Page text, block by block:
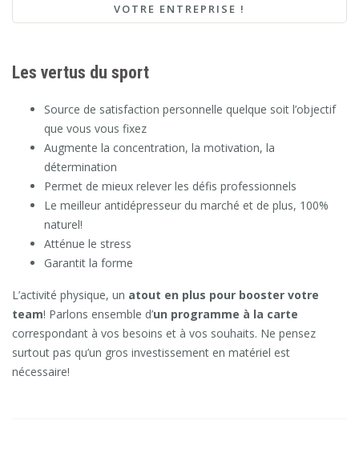
VOTRE ENTREPRISE !
Les vertus du sport
Source de satisfaction personnelle quelque soit l’objectif
que vous vous fixez
Augmente la concentration, la motivation, la
détermination
Permet de mieux relever les défis professionnels
Le meilleur antidépresseur du marché et de plus, 100%
naturel!
Atténue le stress
Garantit la forme
L’activité physique, un atout en plus pour booster votre
team! Parlons ensemble d’un programme à la carte
correspondant à vos besoins et à vos souhaits. Ne pensez
surtout pas qu’un gros investissement en matériel est
nécessaire!